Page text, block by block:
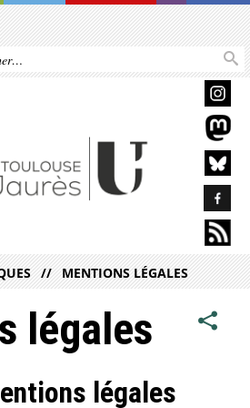
MENTIONS LÉGALES
légales
légales